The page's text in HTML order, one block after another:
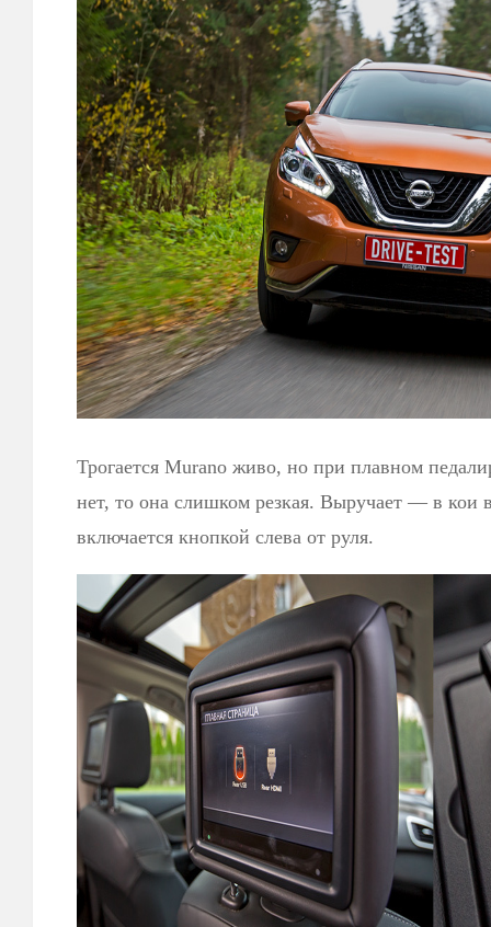
Трогается Murano живо, но при плавном
нет, то она слишком резкая. Выручает — в
включается кнопкой слева от руля.